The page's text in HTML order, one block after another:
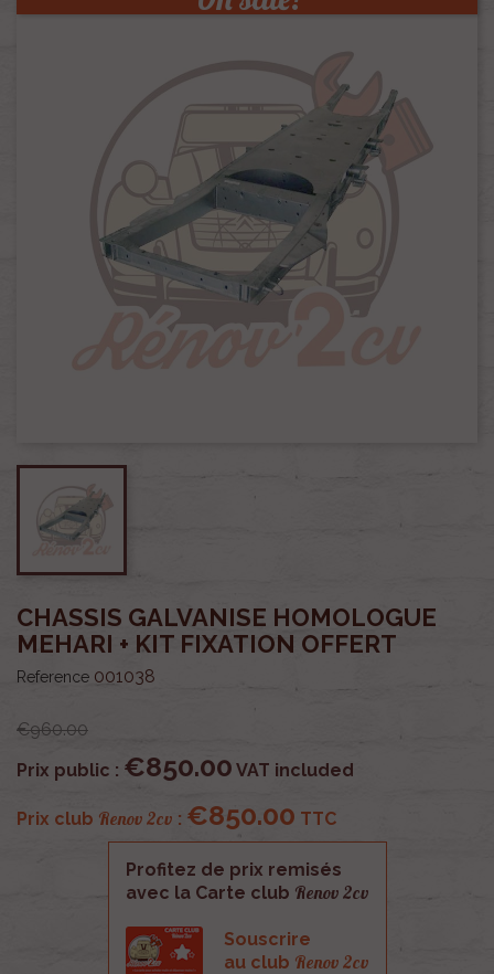
CHASSIS GALVANISE HOMOLOGUE
MEHARI + KIT FIXATION OFFERT
Reference 001038
€960.00
Prix public : €850.00 VAT included
Prix club Renov 2cv : €850.00 TTC
Profitez de prix remisés
avec la Carte club Renov 2cv
Souscrire
au club Renov 2cv